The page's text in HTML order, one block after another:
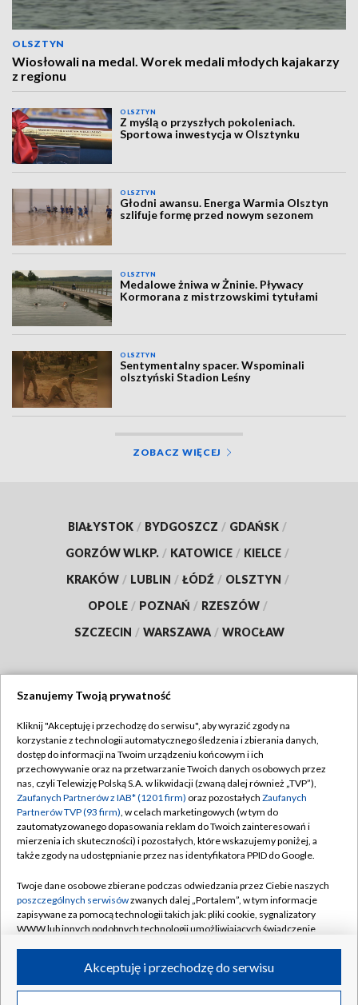
OLSZTYN
Wiosłowali na medal. Worek medali młodych kajakarzy
z regionu
OLSZTYN
Z myślą o przyszłych pokoleniach.
Sportowa inwestycja w Olsztynku
OLSZTYN
Głodni awansu. Energa Warmia Olsztyn
szlifuje formę przed nowym sezonem
OLSZTYN
Medalowe żniwa w Żninie. Pływacy
Kormorana z mistrzowskimi tytułami
OLSZTYN
Sentymentalny spacer. Wspominali
olsztyński Stadion Leśny
ZOBACZ WIĘCEJ
BIAŁYSTOK / BYDGOSZCZ / GDAŃSK /
GORZÓW WLKP. / KATOWICE / KIELCE /
KRAKÓW / LUBLIN / ŁÓDŹ / OLSZTYN /
OPOLE / POZNAŃ / RZESZÓW /
SZCZECIN / WARSZAWA / WROCŁAW
TVP
Abonament TVP
Emisja w TVP
Centrum informacji TVP
Naziemna Telewizja Cyfrowa
Rada Programowa
System NOS
Informacje o nadawcy
Program dla prasy
Regulamin TVP
Polityka prywatności
Moje zgody
Pomoc
Kontakt
Kanały
©2026 Telewizja Polska S.A. w likwidacji
Szanujemy Twoją prywatność
Kliknij "Akceptuję i przechodzę do serwisu", aby wyrazić zgody na
korzystanie z technologii automatycznego śledzenia i zbierania danych,
dostęp do informacji na Twoim urządzeniu końcowym i ich
przechowywanie oraz na przetwarzanie Twoich danych osobowych przez
nas, czyli Telewizję Polską S.A. w likwidacji (zwaną dalej również „TVP”),
Zaufanych Partnerów z IAB* (1201 firm) oraz pozostałych Zaufanych
Partnerów TVP (93 firm), w celach marketingowych (w tym do
zautomatyzowanego dopasowania reklam do Twoich zainteresowań i
mierzenia ich skuteczności) i pozostałych, które wskazujemy poniżej, a
także zgody na udostępnianie przez nas identyfikatora PPID do Google.
Twoje dane osobowe zbierane podczas odwiedzania przez Ciebie naszych
poszczególnych serwisówzwanych dalej „Portalem”, w tym informacje
zapisywane za pomocą technologii takich jak: pliki cookie, sygnalizatory
WWW lub innych podobnych technologii umożliwiających świadczenie
ruchu w Internecie.Akceptuję i przechodzę do serwisu